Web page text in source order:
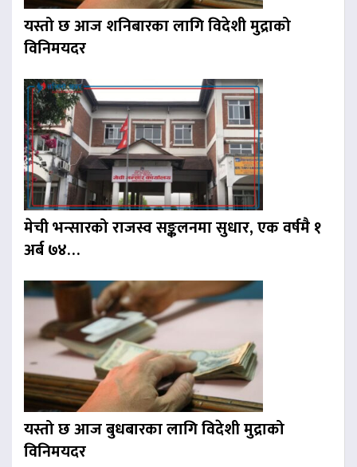
यस्तो छ आज शनिबारका लागि विदेशी मुद्राको
विनिमयदर
मेची भन्सारको राजस्व सङ्कलनमा सुधार, एक वर्षमै १
अर्ब ७४…
यस्तो छ आज बुधबारका लागि विदेशी मुद्राको
विनिमयदर